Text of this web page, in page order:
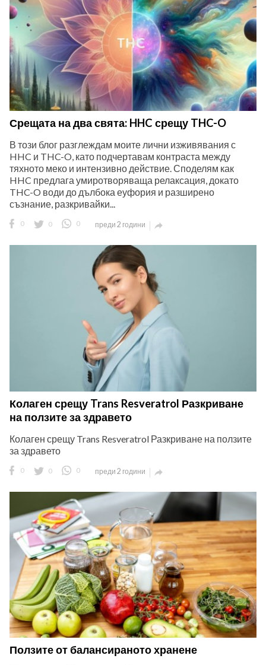
Срещата на два свята: HHC срещу THC-O
В този блог разглеждам моите лични изживявания с
HHC и THC-O, като подчертавам контраста между
тяхното меко и интензивно действие. Споделям как
HHC предлага умиротворяваща релаксация, докато
THC-O води до дълбока еуфория и разширено
съзнание, разкривайки...
0 0 0 преди 2 години 
Колаген срещу Trans Resveratrol Разкриване
на ползите за здравето
Колаген срещу Trans Resveratrol Разкриване на ползите
за здравето
0 0 0 преди 2 години 
Ползите от балансираното хранене